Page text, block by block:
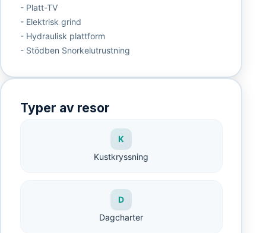
- Platt-TV
- Elektrisk grind
- Hydraulisk plattform
- Stödben Snorkelutrustning
Typer av resor
K
Kustkryssning
D
Dagcharter